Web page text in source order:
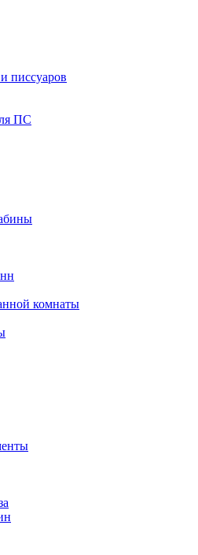
писсуаров
ПС
комнаты